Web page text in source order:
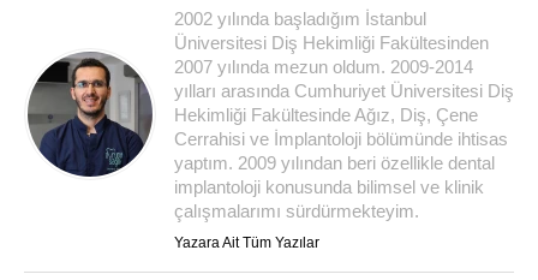
2002 yılında başladığım İstanbul
Üniversitesi Diş Hekimliği Fakültesinden
2007 yılında mezun oldum. 2009-2014
yılları arasında Cumhuriyet Üniversitesi Diş
Hekimliği Fakültesinde Ağız, Diş, Çene
Cerrahisi ve İmplantoloji bölümünde ihtisas
yaptım. 2009 yılından beri özellikle dental
implantoloji konusunda bilimsel ve klinik
çalışmalarımı sürdürmekteyim.
Yazara Ait Tüm Yazılar